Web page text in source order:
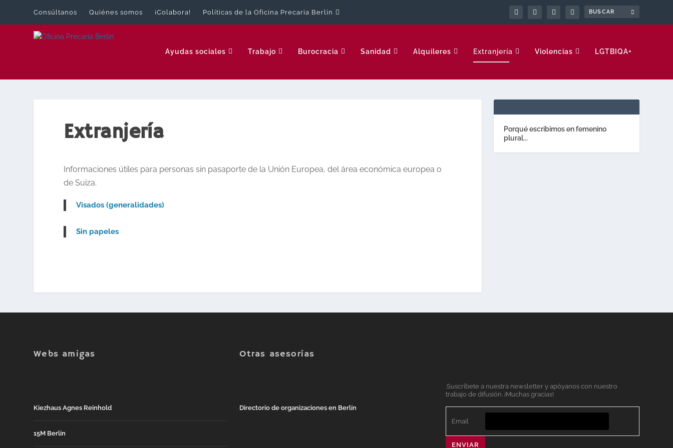
Consúltanos Quiénes somos ¡Colabora! Políticas de la Oficina Precaria Berlín
Ayudas sociales Trabajo Burocracia Sanidad Alquileres Extranjería Violencias LGTBIQA+
Extranjería
Informaciones útiles para personas sin pasaporte de la Unión Europea, del área económica europea o
de Suiza.
Visados (generalidades)
Sin papeles
Porqué escribimos en femenino
plural...
Webs amigas
Kiezhaus Agnes Reinhold
15M Berlín
Otras asesorías
Directorio de organizaciones en Berlín
.Suscríbete a nuestra newsletter y apóyanos con nuestro
trabajo de difusión. ¡Muchas gracias!
Email
ENVIAR